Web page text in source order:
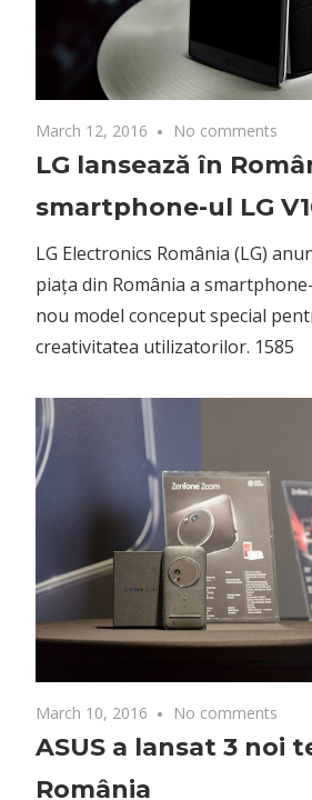
March 12, 2016 No comments
LG lansează în
smartphone-ul LG
LG Electronics România (LG)
piața din România a
nou model conceput special
creativitatea utilizatorilor. 1585
March 10, 2016 No comments
ASUS a lansat 3 noi
România